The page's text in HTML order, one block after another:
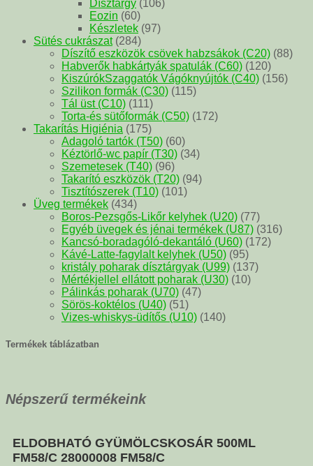
Dísztárgy (106)
Eozin (60)
Készletek (97)
Sütés cukrászat (284)
Díszítő eszközök csövek habzsákok (C20) (88)
Habverők habkártyák spatulák (C60) (120)
KiszúrókSzaggatók Vágóknyújtók (C40) (156)
Szilikon formák (C30) (115)
Tál üst (C10) (111)
Torta-és sütőformák (C50) (172)
Takarítás Higiénia (175)
Adagoló tartók (T50) (60)
Kéztörlő-wc papír (T30) (34)
Szemetesek (T40) (96)
Takarító eszközök (T20) (94)
Tisztítószerek (T10) (101)
Üveg termékek (434)
Boros-Pezsgős-Likőr kelyhek (U20) (77)
Egyéb üvegek és jénai termékek (U87) (316)
Kancsó-boradagóló-dekantáló (U60) (172)
Kávé-Latte-fagylalt kelyhek (U50) (95)
kristály poharak dísztárgyak (U99) (137)
Mértékjellel ellátott poharak (U30) (10)
Pálinkás poharak (U70) (47)
Sörös-koktélos (U40) (51)
Vizes-whiskys-üdítős (U10) (140)
Termékek táblázatban
Népszerű termékeink
ELDOBHATÓ GYÜMÖLCSKOSÁR 500ML
FM58/C 28000008 FM58/C